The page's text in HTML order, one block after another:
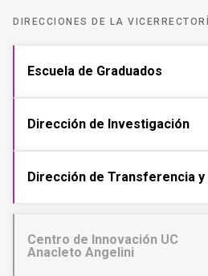
DIRECCIONES DE LA
Escuela de Graduados
Dirección de Investigación
Dirección de Transferencia
Centro de Innovación UC
Anacleto Angelini